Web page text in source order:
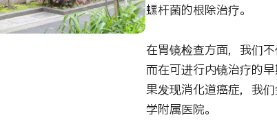
螺杆菌的根除治疗。
在胃镜检查方面，我们
而在可进行内镜治疗的
果发现消化道癌症，我
学附属医院。